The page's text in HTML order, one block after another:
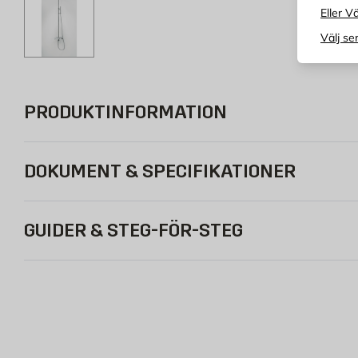
Eller
Välj
PRODUKTINFORMATION
DOKUMENT & SPECIFIKATIONER
GUIDER & STEG-FÖR-STEG